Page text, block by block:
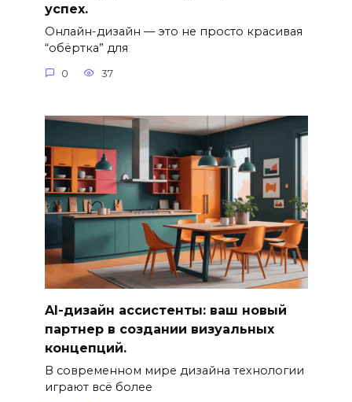
успех.
Онлайн-дизайн — это не просто красивая
“обёртка” для
0 37
AI-дизайн ассистенты: ваш новый
партнер в создании визуальных
концепций.
В современном мире дизайна технологии
играют всё более